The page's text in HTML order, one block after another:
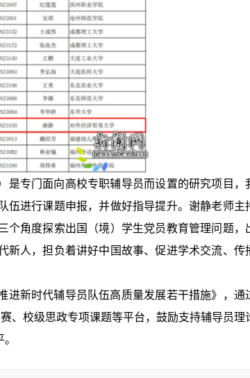
是专门面向高校专职辅导员而设置的研究项目，
伍进行课题申报，并做好指导提升。谢静老师主
个角度探索出国（境）学生党员教育管理问题，
新人，担负着讲好中国故事、促进学术交流、传
进新时代辅导员队伍高质量发展若干措施》，通
、校级思政专项课题等平台，鼓励支持辅导员理